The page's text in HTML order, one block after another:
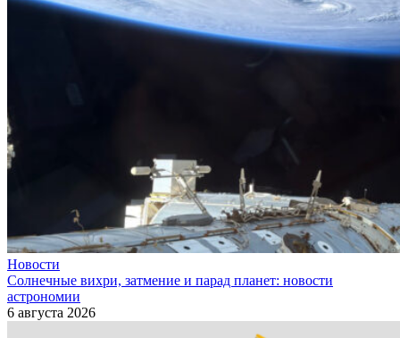
Новости
Солнечные вихри, затмение и парад планет: новости
астрономии
6 августа 2026